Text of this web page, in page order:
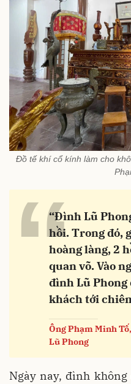
Đồ tế khí cổ kính làm cho
“
“Đình Lũ
hồi. Trong đó,
hoàng làng, 2
quan võ. Vào
đình Lũ Phong
khách tới
Ông Phạm Minh
Lũ Phong
Ngày nay, đình